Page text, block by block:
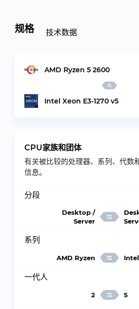
规格 技术数据
AMD Ryzen 5 2600
Intel Xeon E3-1270 v5
CPU家族和团体
有关被比较的处理器、系列、代数
信息。
分段
Desktop /
Server
系列
AMD Ryzen
一代人
2 5